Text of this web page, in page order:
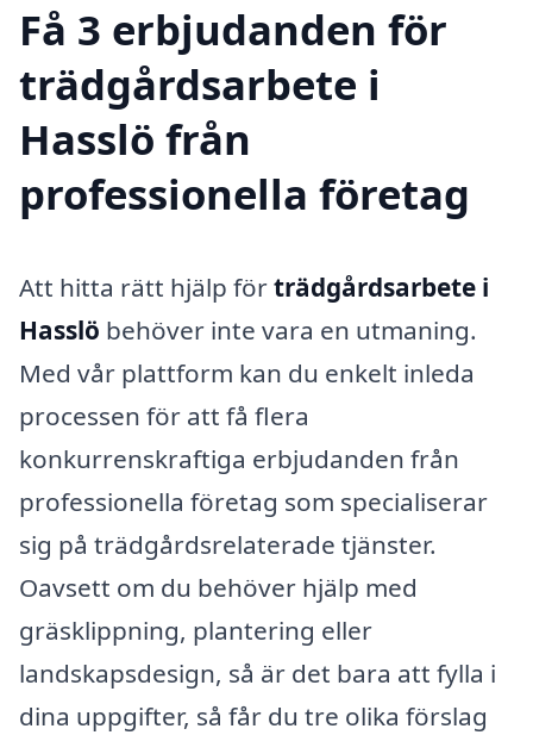
Få 3 erbjudanden för
trädgårdsarbete i
Hasslö från
professionella företag
Att hitta rätt hjälp förträdgårdsarbete i
Hasslö behöver inte vara en utmaning.
Med vår plattform kan du enkelt inleda
processen för att få flera
konkurrenskraftiga erbjudanden från
professionella företag som specialiserar
sig på trädgårdsrelaterade tjänster.
Oavsett om du behöver hjälp med
gräsklippning, plantering eller
landskapsdesign, så är det bara att fylla i
dina uppgifter, så får du tre olika förslag